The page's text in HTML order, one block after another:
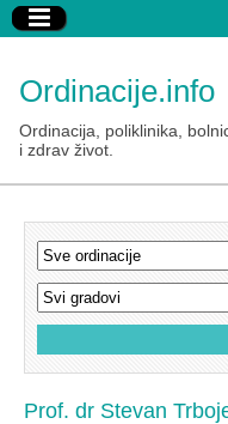
Ordinacije.info
Ordinacija, poliklinika,
i zdrav život.
Prof. dr Stevan